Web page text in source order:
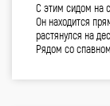
С этим сидом на
Он находится
растянулся на
Рядом со